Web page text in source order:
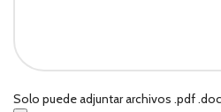
Solo puede adjuntar archivos .pdf